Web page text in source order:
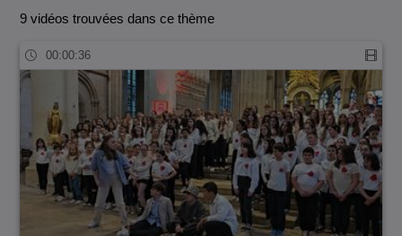
9 vidéos trouvées dans ce thème
00:00:36